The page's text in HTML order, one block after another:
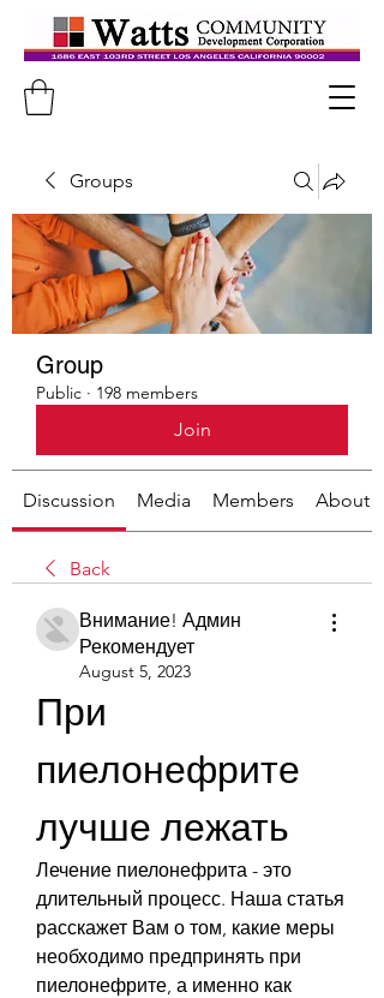
Groups
Group
Public · 198 members
Join
Discussion Media Members About
Back
Внимание! Админ
Рекомендует
August 5, 2023
При
пиелонефрите
лучше лежать
Лечение пиелонефрита - это
длительный процесс. Наша статья
расскажет Вам о том, какие меры
необходимо предпринять при
пиелонефрите, а именно как